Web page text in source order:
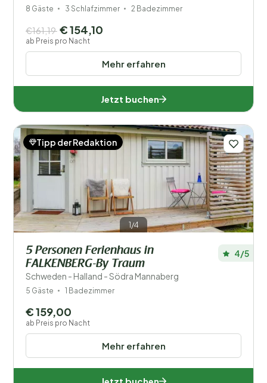
8 Gäste 3 Schlafzimmer 2 Badezimmer
Mehr erfahren
€161,19 € 154,10
ab Preis pro Nacht
Jetzt buchen
1/4
Tipp der Redaktion
5 Personen Ferienhaus in
FALKENBERG-By Traum
Schweden - Halland - Södra Mannaberg
4/5
5 Gäste 1 Badezimmer
Mehr erfahren
€ 159,00
ab Preis pro Nacht